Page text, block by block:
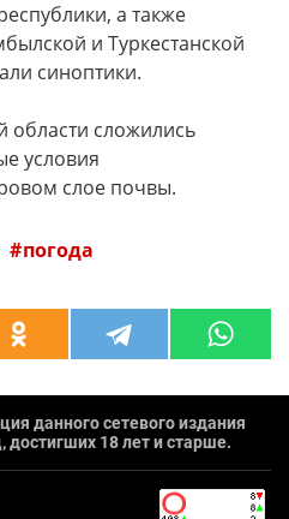
а также
и Туркестанской
синоптики.
области сложились
условия
слое почвы.
погода
данного сетевого издания
достигших 18 лет и старше.